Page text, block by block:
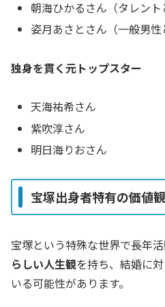
朝海ひかるさん（タレント
姿月あさとさん（一般男性
独身を貫く元トップスター
天海祐希さん
紫吹淳さん
明日海りおさん
宝塚出身者特有の価値観
宝塚という特殊な世界で長年活
らしい人生観を持ち、結婚に
いる可能性があります。